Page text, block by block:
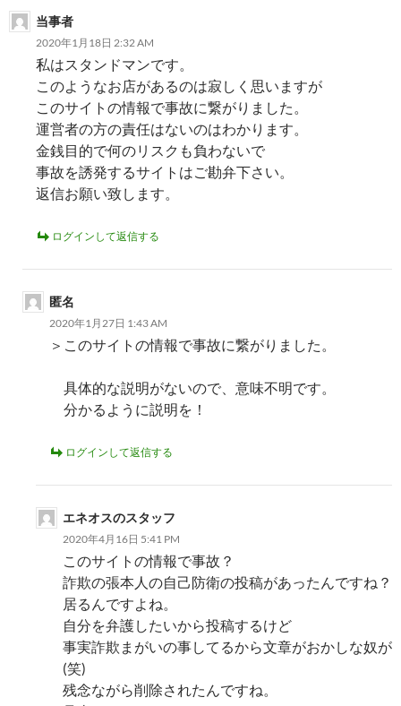
当事者
2020年1月18日 2:32 AM
私はスタンドマンです。
このようなお店があるのは寂しく思いますが
このサイトの情報で事故に繋がりました。
運営者の方の責任はないのはわかります。
金銭目的で何のリスクも負わないで
事故を誘発するサイトはご勘弁下さい。
返信お願い致します。
ログインして返信する
匿名
2020年1月27日 1:43 AM
＞このサイトの情報で事故に繋がりました。
具体的な説明がないので、意味不明です。
分かるように説明を！
ログインして返信する
エネオスのスタッフ
2020年4月16日 5:41 PM
このサイトの情報で事故？
詐欺の張本人の自己防衛の投稿があったんですね？
居るんですよね。
自分を弁護したいから投稿するけど
事実詐欺まがいの事してるから文章がおかしな奴が
(笑)
残念ながら削除されたんですね。